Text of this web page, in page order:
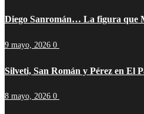
Diego Sanromán… La figura que
9 mayo, 2026 0
Silveti, San Román y Pérez en El
8 mayo, 2026 0